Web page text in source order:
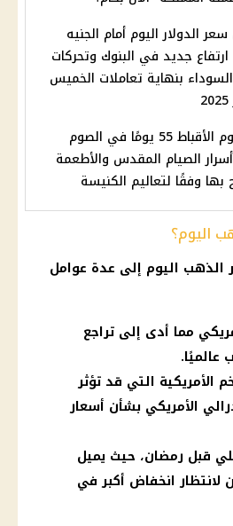
الدولار اليوم أمام الجنيه
جديد في البنوك وتحركات
بنهاية تعاملات الخميس
لماذا يصوم الأقباط 55 يومًا في الصوم
أسرار الصيام المقدس والأطعمة
وفقًا لتعاليم الكنيسة
اليوم؟
الذهب اليوم إلى عدة عوامل
مما أدى إلى تراجع
الأمريكية التي قد تؤثر
الأمريكي بشأن أسعار
قبل رمضان، حيث يميل
انخفاض أكبر في